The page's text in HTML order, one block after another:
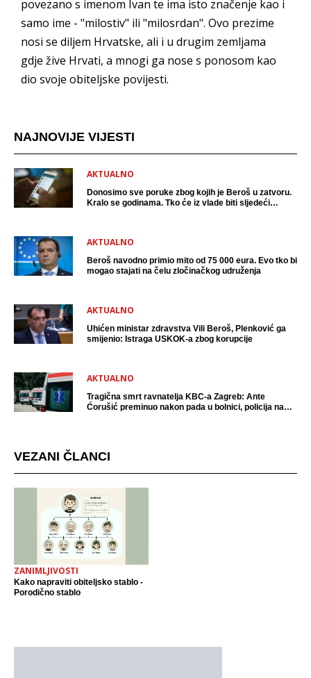
povezano s imenom Ivan te ima isto značenje kao i
samo ime - "milostiv" ili "milosrdan". Ovo prezime
nosi se diljem Hrvatske, ali i u drugim zemljama
gdje žive Hrvati, a mnogi ga nose s ponosom kao
dio svoje obiteljske povijesti.
NAJNOVIJE VIJESTI
AKTUALNO
Donosimo sve poruke zbog kojih je Beroš u zatvoru.
Kralo se godinama. Tko će iz vlade biti sljedeći
AKTUALNO
Beroš navodno primio mito od 75 000 eura. Evo tko bi
mogao stajati na čelu zločinačkog udruženja
AKTUALNO
Uhićen ministar zdravstva Vili Beroš, Plenković ga
smijenio: Istraga USKOK-a zbog korupcije
AKTUALNO
Tragična smrt ravnatelja KBC-a Zagreb: Ante
Ćorušić preminuo nakon pada u bolnici, policija na
VEZANI ČLANCI
ZANIMLJIVOSTI
Kako napraviti obiteljsko stablo -
Porodično stablo